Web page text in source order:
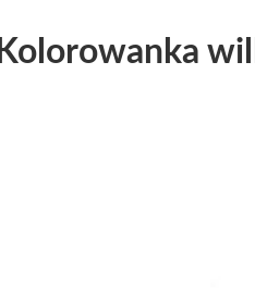
Kolorowanka